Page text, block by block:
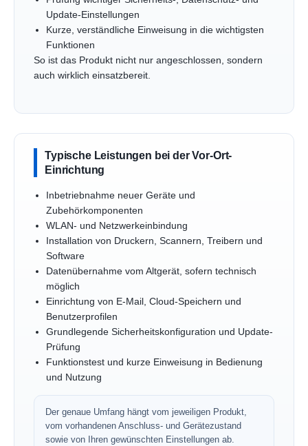
Update-Einstellungen
Kurze, verständliche Einweisung in die wichtigsten
Funktionen
So ist das Produkt nicht nur angeschlossen, sondern
auch wirklich einsatzbereit.
Typische Leistungen bei der Vor-Ort-
Einrichtung
Inbetriebnahme neuer Geräte und
Zubehörkomponenten
WLAN- und Netzwerkeinbindung
Installation von Druckern, Scannern, Treibern und
Software
Datenübernahme vom Altgerät, sofern technisch
möglich
Einrichtung von E-Mail, Cloud-Speichern und
Benutzerprofilen
Grundlegende Sicherheitskonfiguration und Update-
Prüfung
Funktionstest und kurze Einweisung in Bedienung
und Nutzung
Der genaue Umfang hängt vom jeweiligen Produkt,
vom vorhandenen Anschluss- und Gerätezustand
sowie von Ihren gewünschten Einstellungen ab.